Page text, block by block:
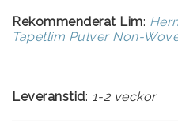
Rekommenderat Lim:
Tapetlim Pulver Non-
Leveranstid: 1-2 veckor